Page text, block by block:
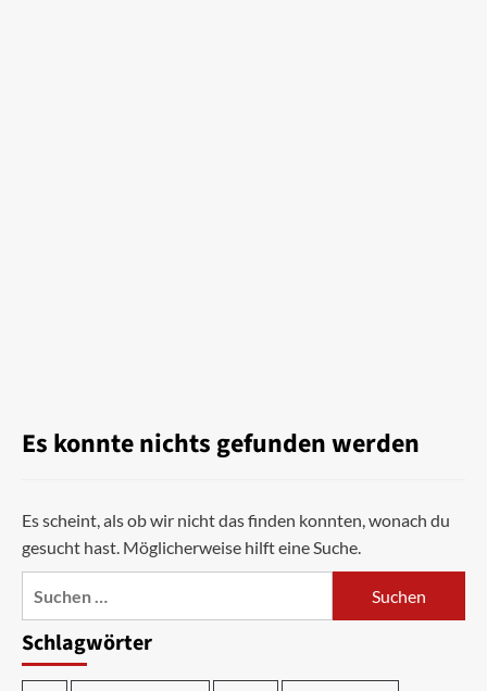
Es konnte nichts gefunden werden
Es scheint, als ob wir nicht das finden konnten, wonach du
gesucht hast. Möglicherweise hilft eine Suche.
Schlagwörter